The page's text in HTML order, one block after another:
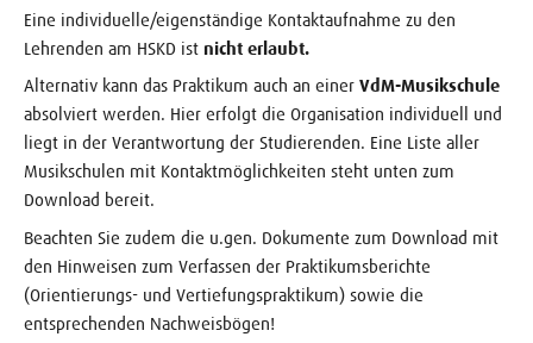
Eine individuelle/eigenständige Kontaktaufnahme zu den
Lehrenden am HSKD ist nicht erlaubt.
Alternativ kann das Praktikum auch an einer VdM-Musikschule
absolviert werden. Hier erfolgt die Organisation individuell und
liegt in der Verantwortung der Studierenden. Eine Liste aller
Musikschulen mit Kontaktmöglichkeiten steht unten zum
Download bereit.
Beachten Sie zudem die u.gen. Dokumente zum Download mit
den Hinweisen zum Verfassen der Praktikumsberichte
(Orientierungs- und Vertiefungspraktikum) sowie die
entsprechenden Nachweisbögen!